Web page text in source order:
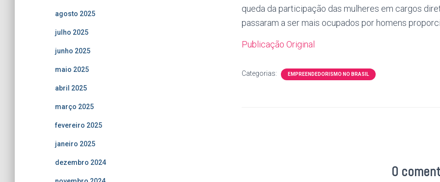
agosto 2025
julho 2025
junho 2025
maio 2025
abril 2025
março 2025
fevereiro 2025
janeiro 2025
dezembro 2024
queda da participação das mulheres em cargos
passaram a ser mais ocupados por homens
Publicação Original
Categorias: EMPREENDEDORISMO NO BRASIL
0